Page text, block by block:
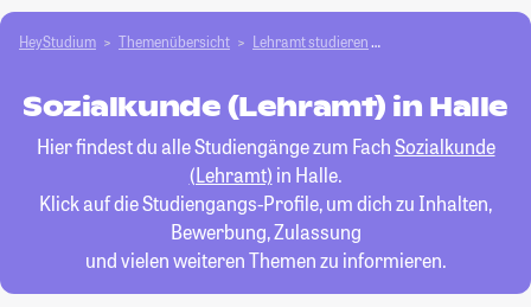
HeyStudium Themenübersicht Lehramt studieren
Sozialkunde (Lehramt) in Halle
Hier findest du alle Studiengänge zum FachSozialkunde
(Lehramt) in Halle.
Klick auf die Studiengangs-Profile, um dich zu Inhalten,
Bewerbung, Zulassung
und vielen weiteren Themen zu informieren.